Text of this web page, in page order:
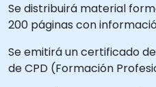
Se distribuirá material
200 páginas con
Se emitirá un certificado
de CPD (Formación